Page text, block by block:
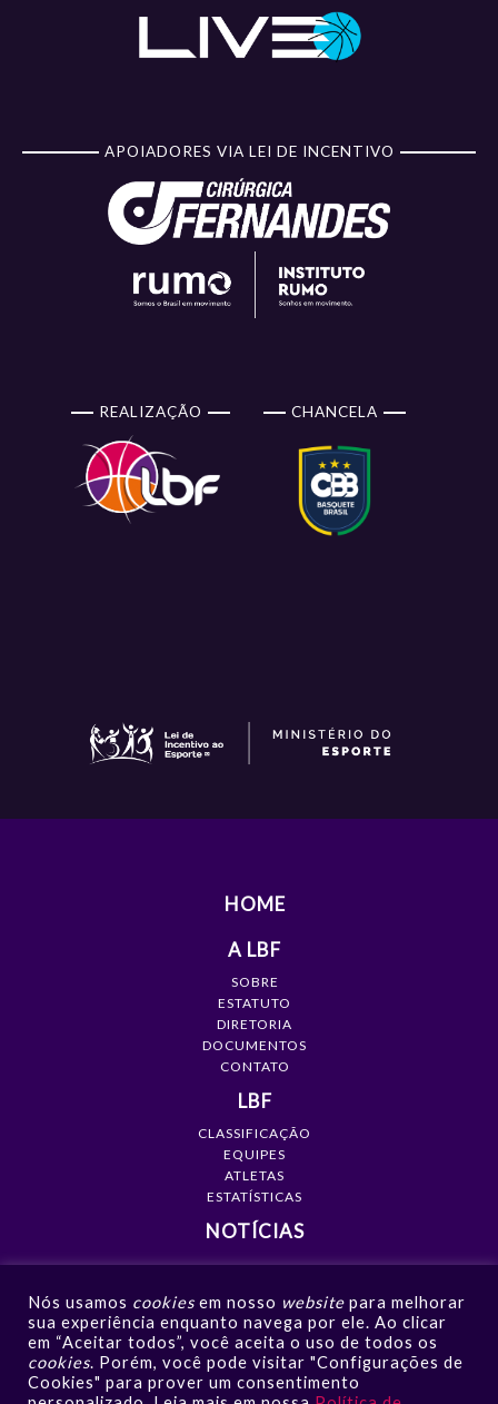
APOIADORES VIA LEI DE INCENTIVO
REALIZAÇÃO CHANCELA
HOME
A LBF
SOBRE
ESTATUTO
DIRETORIA
DOCUMENTOS
CONTATO
LBF
CLASSIFICAÇÃO
EQUIPES
ATLETAS
ESTATÍSTICAS
NOTÍCIAS
GALERIAS
VÍDEOS
NOTÍCIAS
CONTATO
Nós usamos cookies em nosso website para melhorar
sua experiência enquanto navega por ele. Ao clicar
em “Aceitar todos”, você aceita o uso de todos os
cookies. Porém, você pode visitar "Configurações de
Cookies" para prover um consentimento